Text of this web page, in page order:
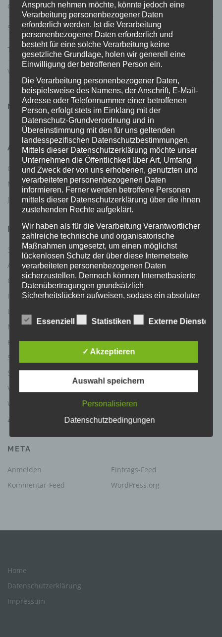
der Regelanfrage beim Verfassungsschutz im Waffenrecht
Statistik: Todesfälle durch Schusswaffen
T-Online über das Behördenversagen von Hamburg
Video vom DJV und DSB zum Waffenrecht
NEUESTE KOMMENTARE
ARCHIV
Oktober 2023
April 2023
März 2023
Februar 2023
Januar 2023
KATEGORIEN
3D
Allgemein
Aufbewahrung
Extremismus
Gewehr
Illegale Waffen
Influencer
International
Legale Waffen
Messer
Novelle
Pistole
Presse
Schreckschuss
Schusswaffe
Selbstlader
Studien
Verband
Waffengesetz
Waffenrecht
Waffentyp
Zahlen
META
Anmelden
Eintrags-Feed
Kommentar-Feed
WordPress.org
Home
Datenschutzerklärung
Impressum
Anspruch nehmen möchte, könnte jedoch eine
Verarbeitung personenbezogener Daten
erforderlich werden. Ist die Verarbeitung
personenbezogener Daten erforderlich und
besteht für eine solche Verarbeitung keine
gesetzliche Grundlage, holen wir generell eine
Einwilligung der betroffenen Person ein.
Die Verarbeitung personenbezogener Daten,
beispielsweise des Namens, der Anschrift, E-Mail-
Adresse oder Telefonnummer einer betroffenen
Person, erfolgt stets im Einklang mit der
Datenschutz-Grundverordnung und in
Übereinstimmung mit den für uns geltenden
landesspezifischen Datenschutzbestimmungen.
Mittels dieser Datenschutzerklärung möchte unser
Unternehmen die Öffentlichkeit über Art, Umfang
und Zweck der von uns erhobenen, genutzten und
verarbeiteten personenbezogenen Daten
informieren. Ferner werden betroffene Personen
mittels dieser Datenschutzerklärung über die ihnen
zustehenden Rechte aufgeklärt.
Wir haben als für die Verarbeitung Verantwortlicher
zahlreiche technische und organisatorische
Maßnahmen umgesetzt, um einen möglichst
lückenlosen Schutz der über diese Internetseite
verarbeiteten personenbezogenen Daten
sicherzustellen. Dennoch können Internetbasierte
Datenübertragungen grundsätzlich
Sicherheitslücken aufweisen, sodass ein absoluter
diesem Grund steht es jeder betroffenen Person
frei, personenbezogene Daten auch auf
Begrifflichkeiten, die durch den Europäischen
Richtlinien- und Verordnungsgeber beim Erlass
der Datenschutz-Grundverordnung (DS-GVO)
soll sowohl für die Öffentlichkeit als auch für
gewährleisten, möchten wir vorab die verwendeten
unter anderem die folgenden Begriffe:
Kennung wie einem Namen, zu einer
Essenziell Statistiken Externe Dienste
✓ Akzeptieren
Auswahl speichern
Personalisieren
Datenschutzbedingungen